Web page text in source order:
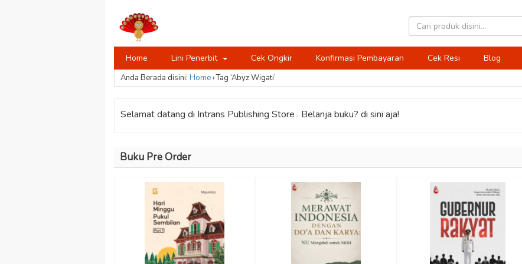
Home Lini Penerbit Cek Ongkir Konfirmasi Pembayaran Cek Resi Blog
Anda Berada disini: Home›Tag ‘Abyz Wigati’
Selamat datang di Intrans Publishing Store . Belanja buku? di sini aja!
Buku Pre Order